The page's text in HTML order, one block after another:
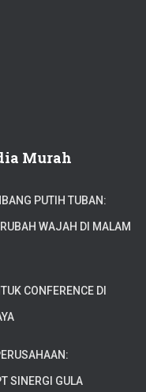
Murah
PUTIH TUBAN:
WAJAH DI MALAM
CONFERENCE DI
SINERGI GULA